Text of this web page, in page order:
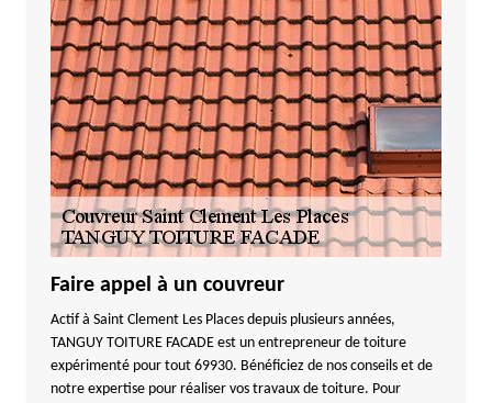
Faire appel à un couvreur
Actif à Saint Clement Les Places depuis plusieurs années,
TANGUY TOITURE FACADE est un entrepreneur de toiture
expérimenté pour tout 69930. Bénéficiez de nos conseils et de
notre expertise pour réaliser vos travaux de toiture. Pour